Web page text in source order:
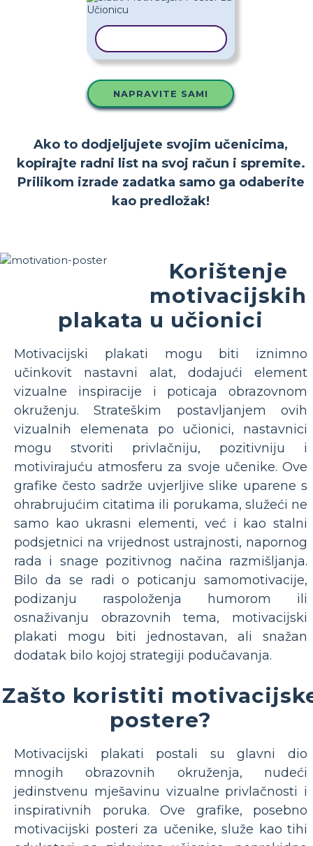
NAPRAVITE SAMI
Ako to dodjeljujete svojim učenicima,
kopirajte radni list na svoj račun i spremite.
Prilikom izrade zadatka samo ga odaberite
kao predložak!
Korištenje
motivacijskih
plakata u učionici
Motivacijski plakati mogu biti iznimno
učinkovit nastavni alat, dodajući element
vizualne inspiracije i poticaja obrazovnom
okruženju. Strateškim postavljanjem ovih
vizualnih elemenata po učionici, nastavnici
mogu stvoriti privlačniju, pozitivniju i
motivirajuću atmosferu za svoje učenike. Ove
grafike često sadrže uvjerljive slike uparene s
ohrabrujućim citatima ili porukama, služeći ne
samo kao ukrasni elementi, već i kao stalni
podsjetnici na vrijednost ustrajnosti, napornog
rada i snage pozitivnog načina razmišljanja.
Bilo da se radi o poticanju samomotivacije,
podizanju raspoloženja humorom ili
osnaživanju obrazovnih tema, motivacijski
plakati mogu biti jednostavan, ali snažan
dodatak bilo kojoj strategiji podučavanja.
Zašto koristiti
postere?
Motivacijski plakati postali su glavni dio
mnogih obrazovnih okruženja, nudeći
jedinstvenu mješavinu vizualne privlačnosti i
inspirativnih poruka. Ove grafike, posebno
motivacijski posteri za učenike, služe kao tihi